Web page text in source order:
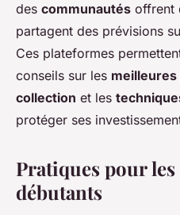
des communautés offrent
partagent des prévisions
Ces plateformes
conseils sur les
collection et les
protéger ses
Pratiques pour
débutants